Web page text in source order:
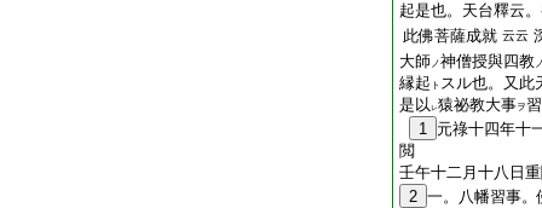
起是也。天台釋云
此佛菩薩成就 云云
大師ノ神僧授與四教
縁起 ト スル也。又此
是以 レ猿祕教大事ヲ
1 元祿十四年十
閲
壬午十二月十八日
2 一。八幡習事